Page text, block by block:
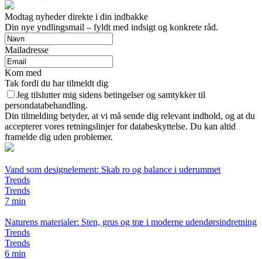
Modtag nyheder direkte i din indbakke
Din nye yndlingsmail – fyldt med indsigt og konkrete råd.
Mailadresse
Kom med
Tak fordi du har tilmeldt dig
Jeg tilslutter mig sidens betingelser og samtykker til
persondatabehandling.
Din tilmelding betyder, at vi må sende dig relevant indhold, og at du
accepterer vores retningslinjer for databeskyttelse. Du kan altid
framelde dig uden problemer.
Vand som designelement: Skab ro og balance i uderummet
Trends
Trends
7 min
Naturens materialer: Sten, grus og træ i moderne udendørsindretning
Trends
Trends
6 min